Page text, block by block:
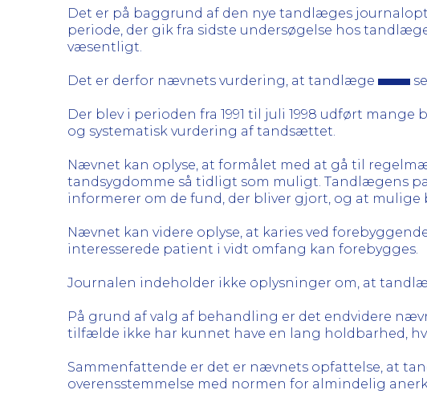
Det er på baggrund af den nye tandlæges
periode, der gik fra sidste undersøgelse hos
væsentligt.
Det er derfor nævnets vurdering, at tandlæge
Der blev i perioden fra 1991 til juli 1998 udført
og systematisk vurdering af tandsættet.
Nævnet kan oplyse, at formålet med at gå til
tandsygdomme så tidligt som muligt. Tandlægens
informerer om de fund, der bliver gjort, og at
Nævnet kan videre oplyse, at karies ved
interesserede patient i vidt omfang kan forebygges.
Journalen indeholder ikke oplysninger om, at
På grund af valg af behandling er det endvidere
tilfælde ikke har kunnet have en lang holdbarhed,
Sammenfattende er det er nævnets opfattelse, at
overensstemmelse med normen for almindelig